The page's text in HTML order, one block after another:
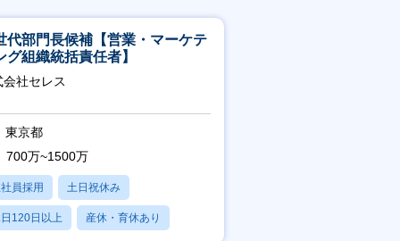
代部門長候補【営業・マーケテ
グ組織統括責任者】
会社セレス
東京都
700万~1500万
員採用 土日祝休み
120日以上 産休・育休あり